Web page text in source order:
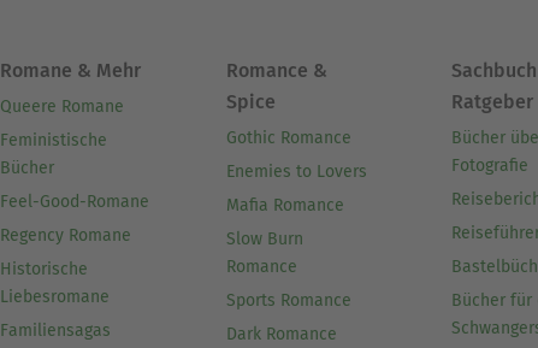
Romane & Mehr
Queere Romane
Feministische
Bücher
Feel-Good-Romane
Regency Romane
Historische
Liebesromane
Familiensagas
Romance &
Spice
Gothic Romance
Enemies to Lovers
Mafia Romance
Slow Burn
Romance
Sports Romance
Dark Romance
Ratgeber
Bücher
Fotografie
Bücher für